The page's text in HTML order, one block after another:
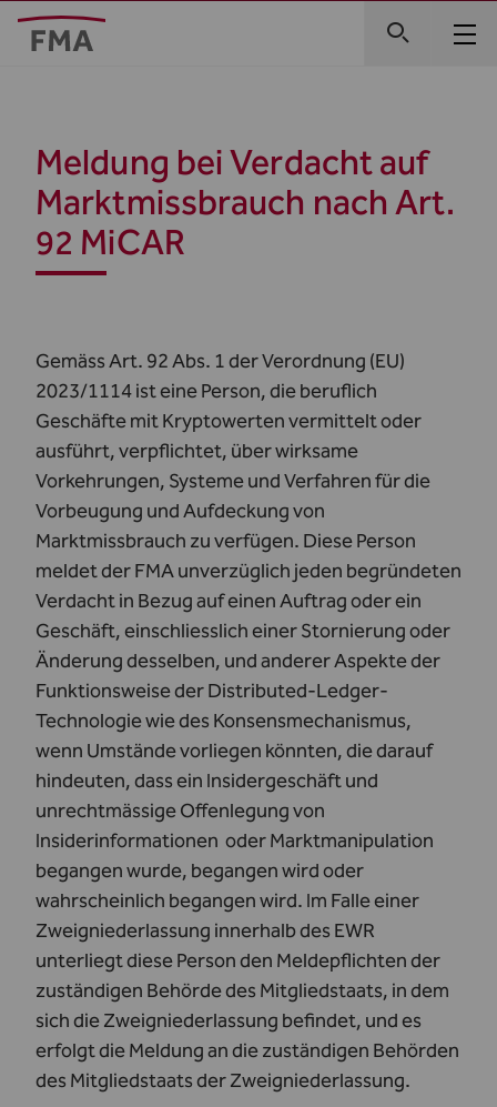
Meldung bei Verdacht auf
Marktmissbrauch nach Art.
92 MiCAR
Gemäss Art. 92 Abs. 1 der Verordnung (EU)
2023/1114 ist eine Person, die beruflich
Geschäfte mit Kryptowerten vermittelt oder
ausführt, verpflichtet, über wirksame
Vorkehrungen, Systeme und Verfahren für die
Vorbeugung und Aufdeckung von
Marktmissbrauch zu verfügen. Diese Person
meldet der FMA unverzüglich jeden begründeten
Verdacht in Bezug auf einen Auftrag oder ein
Geschäft, einschliesslich einer Stornierung oder
Änderung desselben, und anderer Aspekte der
Funktionsweise der Distributed-Ledger-
Technologie wie des Konsensmechanismus,
wenn Umstände vorliegen könnten, die darauf
hindeuten, dass ein Insidergeschäft und
unrechtmässige Offenlegung von
Insiderinformationen oder Marktmanipulation
begangen wurde, begangen wird oder
wahrscheinlich begangen wird. Im Falle einer
Zweigniederlassung innerhalb des EWR
unterliegt diese Person den Meldepflichten der
zuständigen Behörde des Mitgliedstaats, in dem
sich die Zweigniederlassung befindet, und es
erfolgt die Meldung an die zuständigen Behörden
des Mitgliedstaats der Zweigniederlassung.